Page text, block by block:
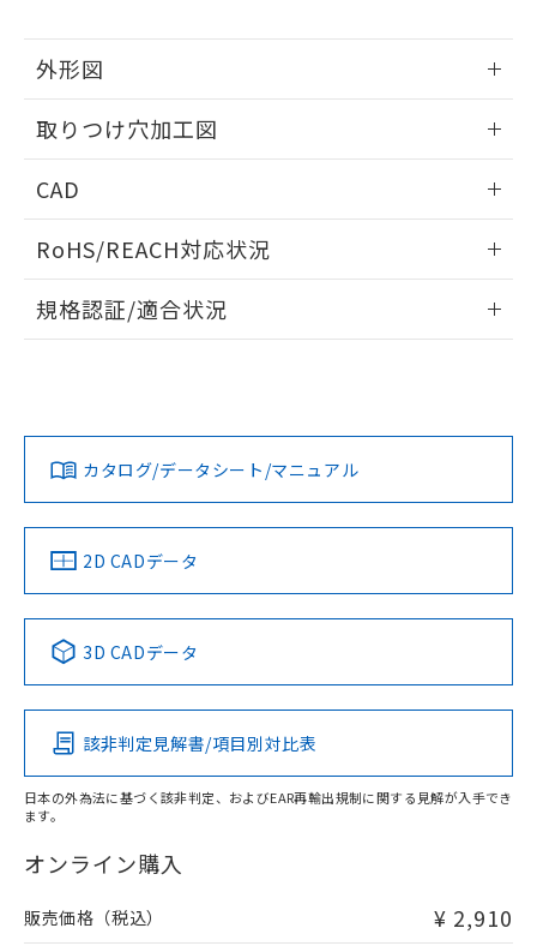
外形図
取りつけ穴加工図
CAD
ドすることができます。
ログイン/会員登録
ダウンロードデータをご利用いただく前に、以下を必ずお読
みください。
ソフトウェアの使用条件
RoHS/REACH対応状況
EU RoHS 注意事項・凡例
対応済み
中国 RoHS 注意事項・凡例
Pb Hg Cd Cr(VI)
O
在庫等で未対応品が混在する可能性があります。
問い合わせください。
規格認証/適合状況
カタログ/データシート/マニュアル
2D CADデータ
3D CADデータ
該非判定見解書/項目別対比表
日本の外為法に基づく該非判定、およびEAR再輸出規制に関する見解が入手でき
ます。
オンライン購入
販売価格（税込） ¥ 2,910
指します。
51物質の非含有証明書（当社基準）
※本証明書は発行日時点で非含有を証明す
るもので、過去に遡って非含有を証明する
ものではありません。
また、RoHS指令のフタル酸エステル類４
欄に対応日を記載しておりました。
既に当社にて対応品への在庫切替を完了
していることから、特段のことがない限
り、2022年1月12日より割愛しておりま
す。